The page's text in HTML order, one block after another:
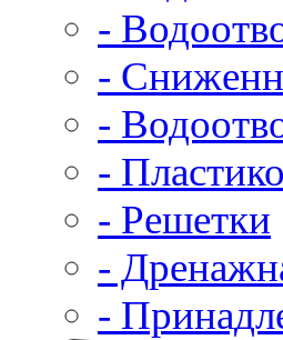
-
-
-
-
- Решетки
-
-